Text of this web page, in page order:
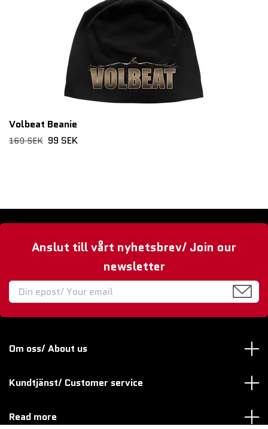
Volbeat Beanie
169 SEK 99 SEK
Anslut till vårt nyhetsbrev/ Join our
newsletter
Om oss/ About us
Kundtjänst/ Customer service
Read more